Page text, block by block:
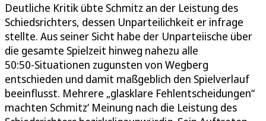
Deutliche Kritik übte Schmitz an der Leistung des
Schiedsrichters, dessen Unparteilichkeit er infrage
stellte. Aus seiner Sicht habe der Unparteiische über
die gesamte Spielzeit hinweg nahezu alle
50:50‑Situationen zugunsten von Wegberg
entschieden und damit maßgeblich den Spielverlauf
beeinflusst. Mehrere „glasklare Fehlentscheidungen“
machten Schmitz‘ Meinung nach die Leistung des